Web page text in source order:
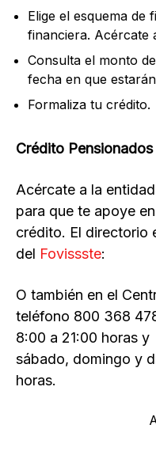
Elige el esquema de
financiera. Acércate
Consulta el monto
fecha en que
Formaliza tu crédito.
Crédito Pensionados
Acércate a la
para que te apoye
crédito. El directorio
del Fovissste:
O también en el
teléfono 800 368
8:00 a 21:00 horas y
sábado, domingo y
horas.